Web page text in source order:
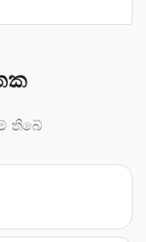
තිබේ